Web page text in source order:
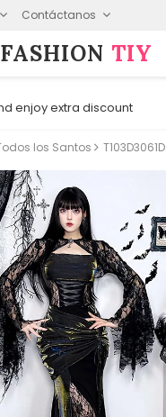
Contáctanos
FASHION⁠ TIY
enjoy extra discount
los Santos T103D3061D